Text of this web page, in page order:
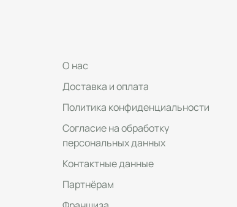
О нас
Доставка и оплата
Политика конфиденциальности
Согласие на обработку
персональных данных
Контактные данные
Партнёрам